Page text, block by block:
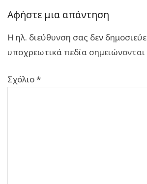
Αφήστε μια απάντηση
Η ηλ. διεύθυνση σας δεν
υποχρεωτικά πεδία σημειώνονται
Σχόλιο*